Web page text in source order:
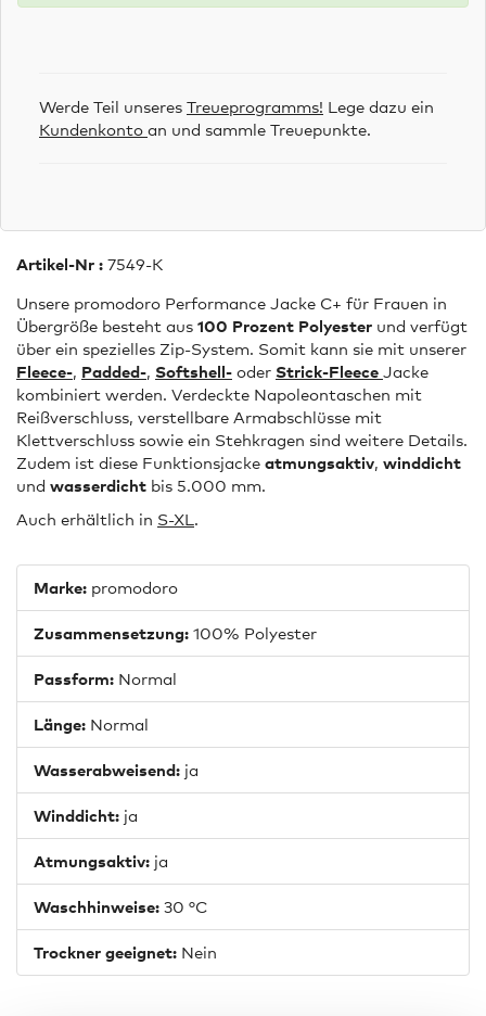
Werde Teil unseres Treueprogramms! Lege dazu ein
Kundenkonto an und sammle Treuepunkte.
Artikel-Nr : 7549-K
Unsere promodoro Performance Jacke C+ für Frauen in
Übergröße besteht aus 100 Prozent Polyester und verfügt
über ein spezielles Zip-System. Somit kann sie mit unserer
Fleece-, Padded-, Softshell- oder Strick-Fleece Jacke
kombiniert werden. Verdeckte Napoleontaschen mit
Reißverschluss, verstellbare Armabschlüsse mit
Klettverschluss sowie ein Stehkragen sind weitere Details.
Zudem ist diese Funktionsjacke atmungsaktiv, winddicht
und wasserdicht bis 5.000 mm.
Auch erhältlich in S-XL .
Marke: promodoro
Zusammensetzung: 100% Polyester
Passform: Normal
Länge: Normal
Wasserabweisend: ja
Winddicht: ja
Atmungsaktiv: ja
Waschhinweise: 30 °C
Trockner geeignet: Nein